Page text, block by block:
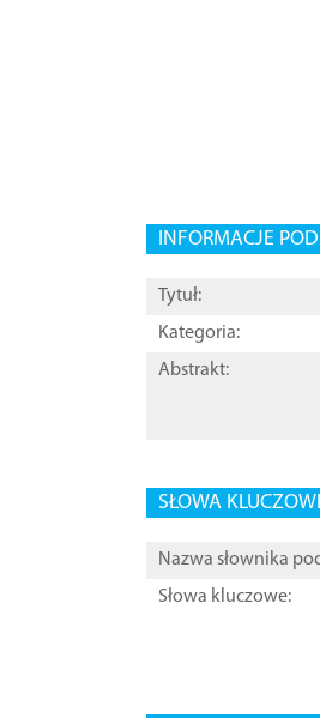
INFORMACJE
Tytuł:
Kategoria:
Abstrakt:
SŁOWA
Nazwa słownika
Słowa kluczowe: